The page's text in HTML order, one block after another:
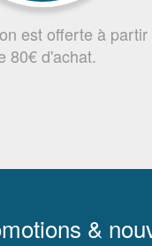
est offerte à partir
80€ d'achat.
&